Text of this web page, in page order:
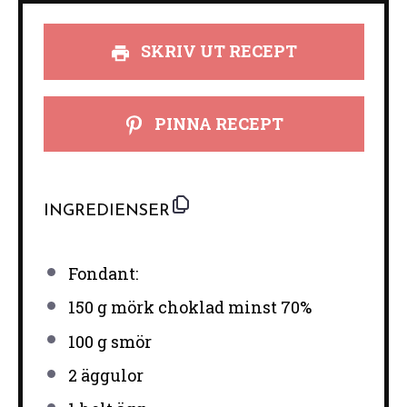
SKRIV UT RECEPT
PINNA RECEPT
INGREDIENSER
Fondant:
150 gmörk choklad minst 70%
100 gsmör
2 äggulor